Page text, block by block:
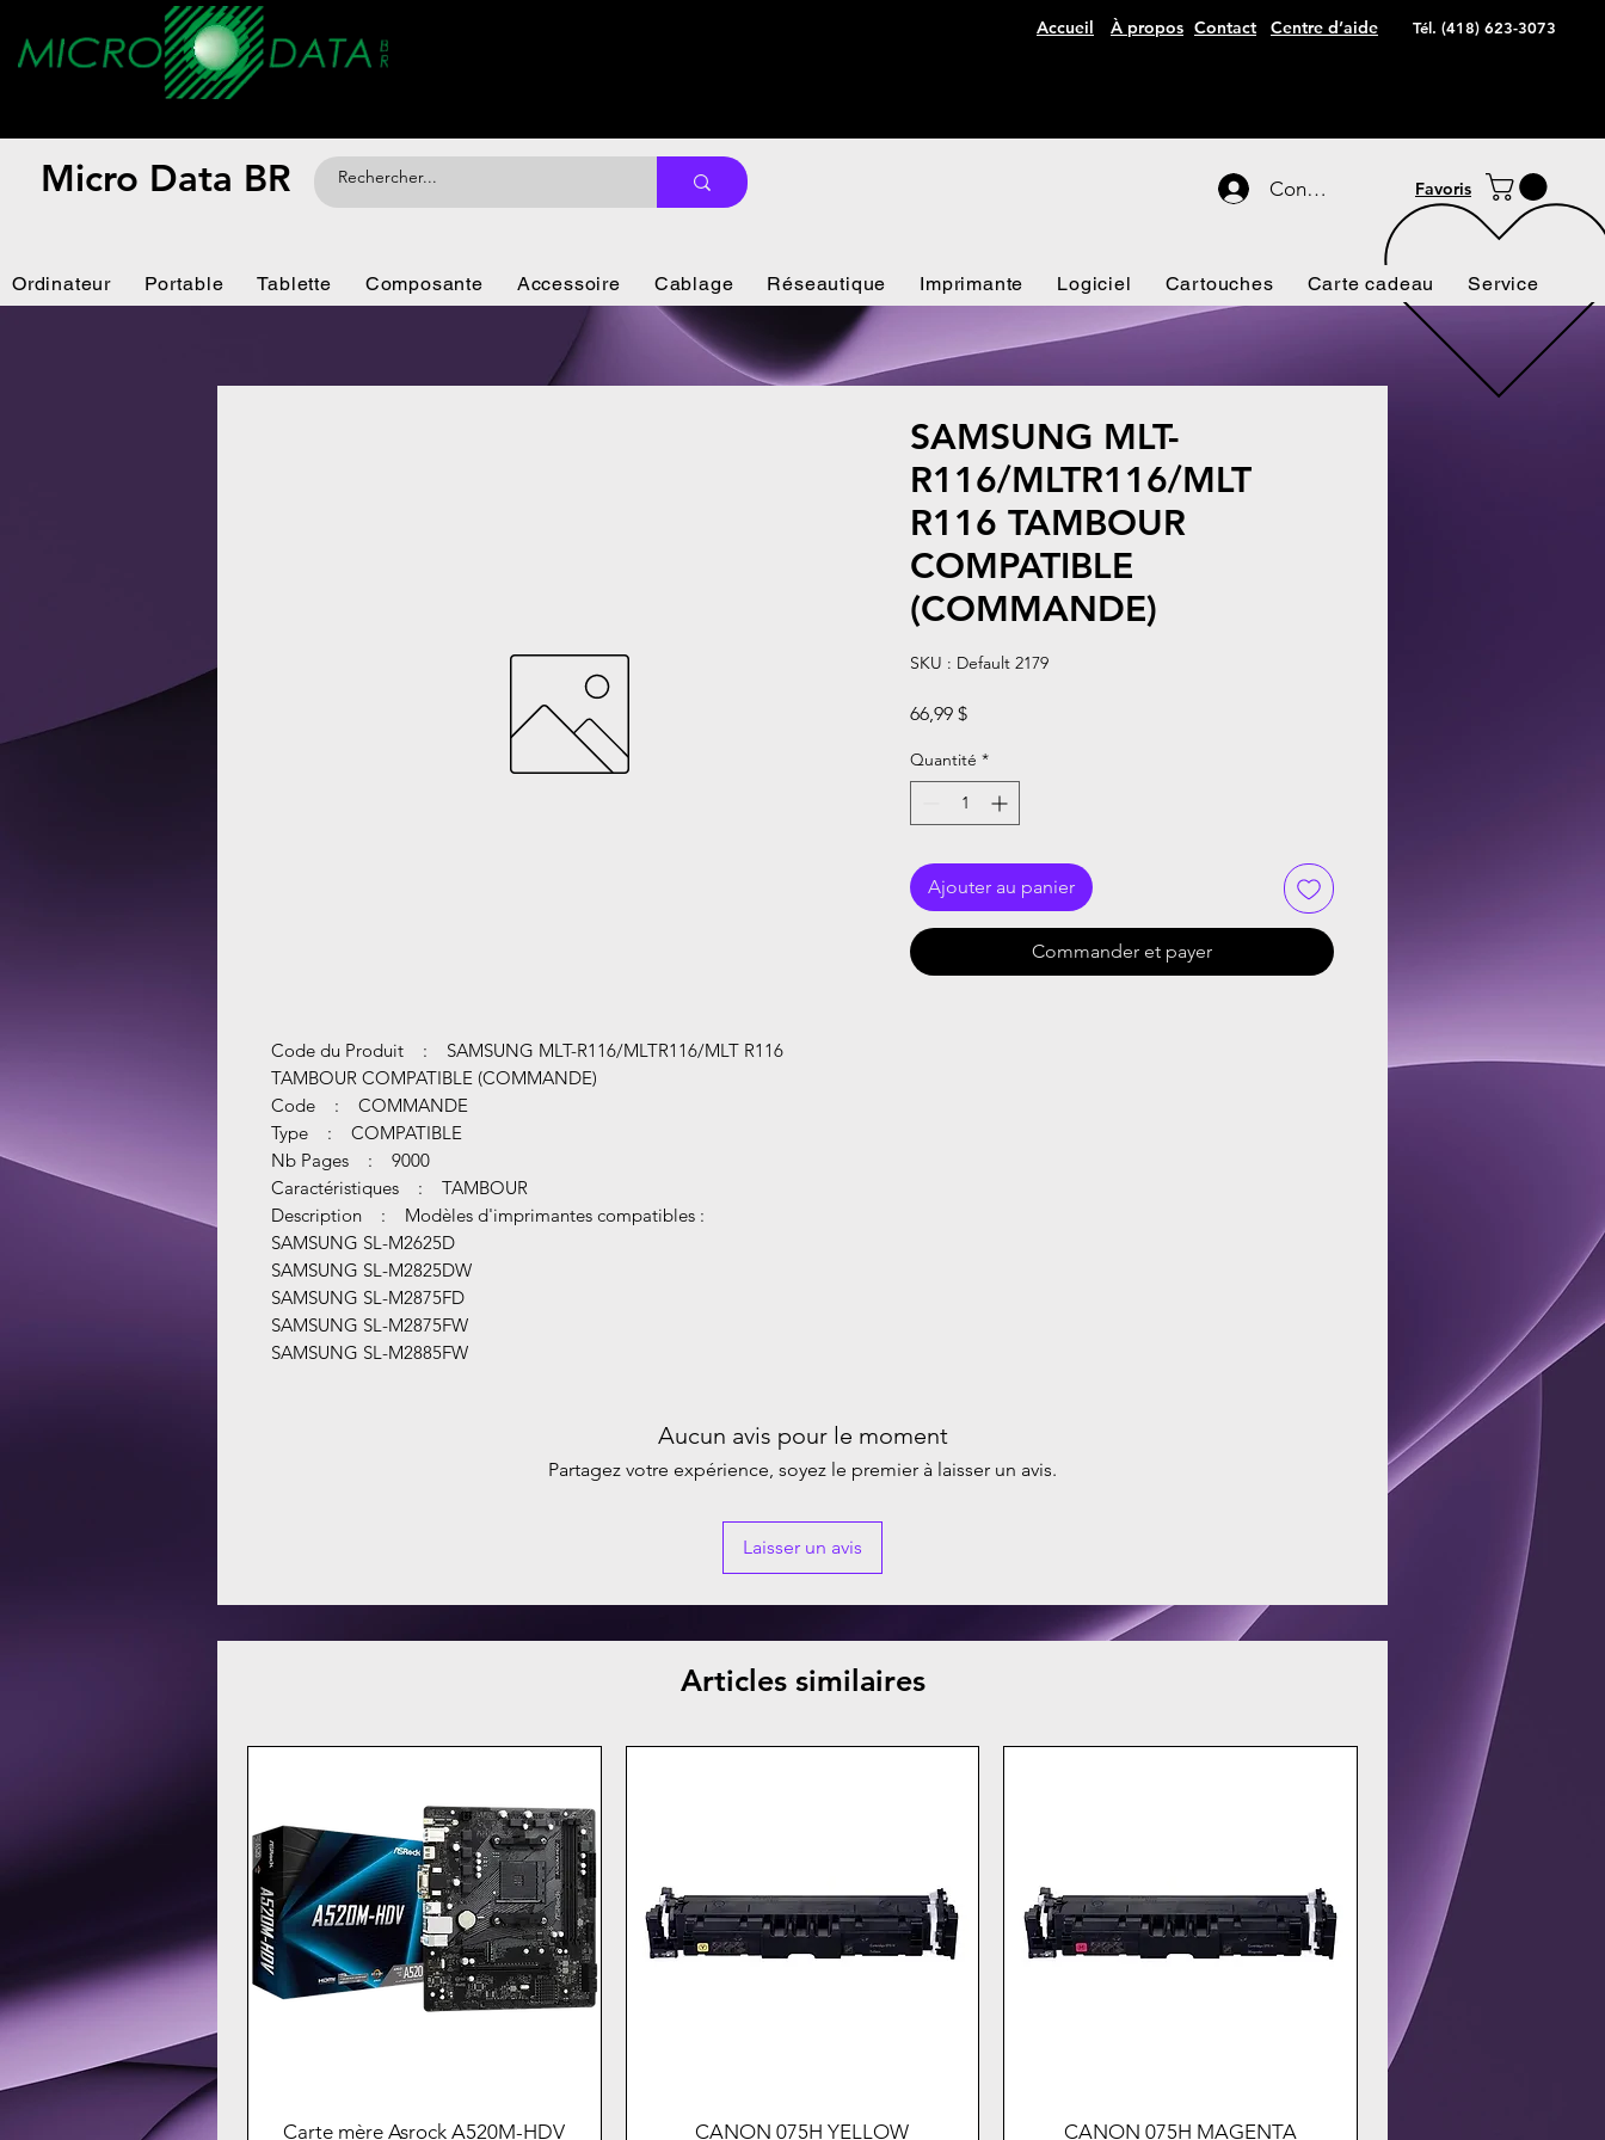
Accueil À propos Contact Centre d’aide Tél. (418) 623-3073
Micro Data BR Connexion Favoris
Ordinateur Portable Tablette Composante Accessoire Cablage Réseautique Imprimante Logiciel Cartouches Carte cadeau Service
Code du Produit : SAMSUNG MLT-R116/MLTR116/MLT R116
TAMBOUR COMPATIBLE (COMMANDE)
Code : COMMANDE
Type : COMPATIBLE
Nb Pages : 9000
Caractéristiques : TAMBOUR
Description : Modèles d'imprimantes compatibles :
SAMSUNG SL-M2625D
SAMSUNG SL-M2825DW
SAMSUNG SL-M2875FD
SAMSUNG SL-M2875FW
SAMSUNG SL-M2885FW
SAMSUNG MLT-
R116/MLTR116/MLT
R116 TAMBOUR
COMPATIBLE
(COMMANDE)
SKU : Default 2179
66,99 $Prix
Quantité *
Ajouter au panier
Commander et payer
Aucun avis pour le moment
Partagez votre expérience, soyez le premier à laisser un avis.
Laisser un avis
Articles similaires
Carte mère Asrock A520M-HDV
CANON 075H YELLOW
CANON 075H MAGENTA